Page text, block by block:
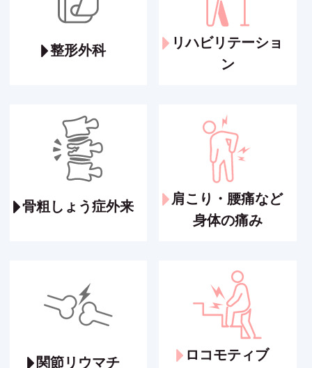
整形外科
リハビリテーショ
ン
骨粗しょう症外来
肩こり・腰痛など
身体の痛み
関節リウマチ ロコモティブ